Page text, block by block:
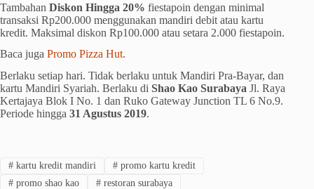
Tambahan Diskon Hingga 20% fiestapoin dengan minimal
transaksi Rp200.000 menggunakan mandiri debit atau kartu
kredit. Maksimal diskon Rp100.000 atau setara 2.000 fiestapoin.
Baca juga Promo Pizza Hut.
Berlaku setiap hari. Tidak berlaku untuk Mandiri Pra-Bayar, dan
kartu Mandiri Syariah. Berlaku di Shao Kao Surabaya Jl. Raya
Kertajaya Blok I No. 1 dan Ruko Gateway Junction TL 6 No.9.
Periode hingga 31 Agustus 2019.
#kartu kredit mandiri #promo kartu kredit
#promo shao kao #restoran surabaya